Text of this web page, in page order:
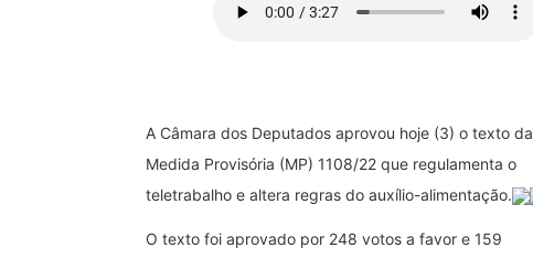
A Câmara dos Deputados aprovou hoje (3) o texto da
Medida Provisória (MP) 1108/22 que regulamenta o
teletrabalho e altera regras do auxílio-alimentação.
O texto foi aprovado por 248 votos a favor e 159